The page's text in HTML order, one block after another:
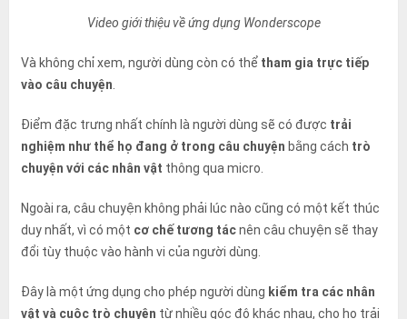
Video giới thiệu về ứng dụng Wonderscope
Và không chỉ xem, người dùng còn có thể tham gia trực tiếp
vào câu chuyện
Điểm đặc trưng nhất chính là người dùng sẽ có được trải
nghiệm như thể họ đang ở trong câu chuyện bằng cách trò
chuyện với các nhân vật thông qua micro.
Ngoài ra, câu chuyện không phải lúc nào cũng có một kết thúc
duy nhất, vì có một cơ chế tương tácnên câu chuyện sẽ thay
đổi tùy thuộc vào hành vi của người dùng.
Đây là một ứng dụng cho phép người dùng kiểm tra các nhân
vật và cuộc trò chuyện từ nhiều góc độ khác nhau, cho họ trải